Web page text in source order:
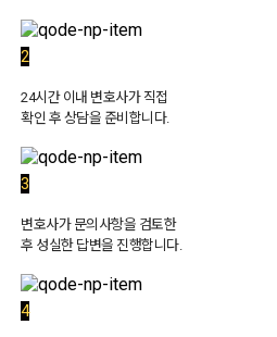
2
24시간 이내 변호사가 직접
확인 후 상담을 준비합니다.
3
변호사가 문의사항을 검토한
후 성실한 답변을 진행합니다.
4